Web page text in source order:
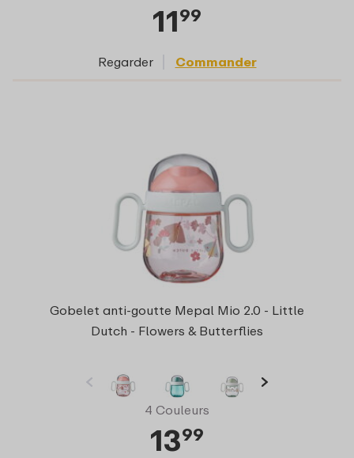
1199
Regarder Commander
Gobelet anti-goutte Mepal Mio 2.0 - Little
Dutch - Flowers & Butterflies
4 Couleurs
1399